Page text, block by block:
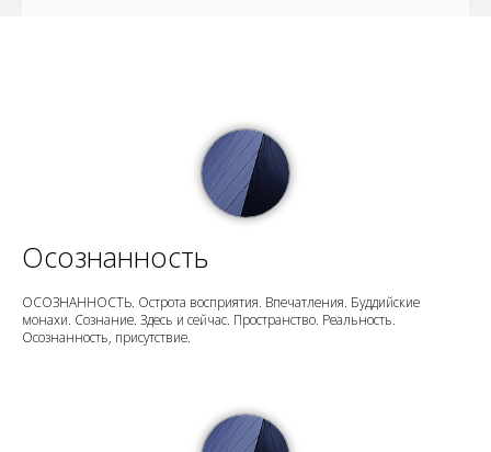
Осознанность
ОСОЗНАННОСТЬ. Острота восприятия. Впечатления. Буддийские
монахи. Сознание. Здесь и сейчас. Пространство. Реальность.
Осознанность, присутствие.